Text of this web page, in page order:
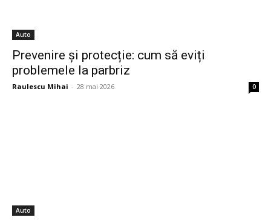
Auto
Prevenire și protecție: cum să eviți
problemele la parbriz
Raulescu Mihai - 28 mai 2026 0
Auto